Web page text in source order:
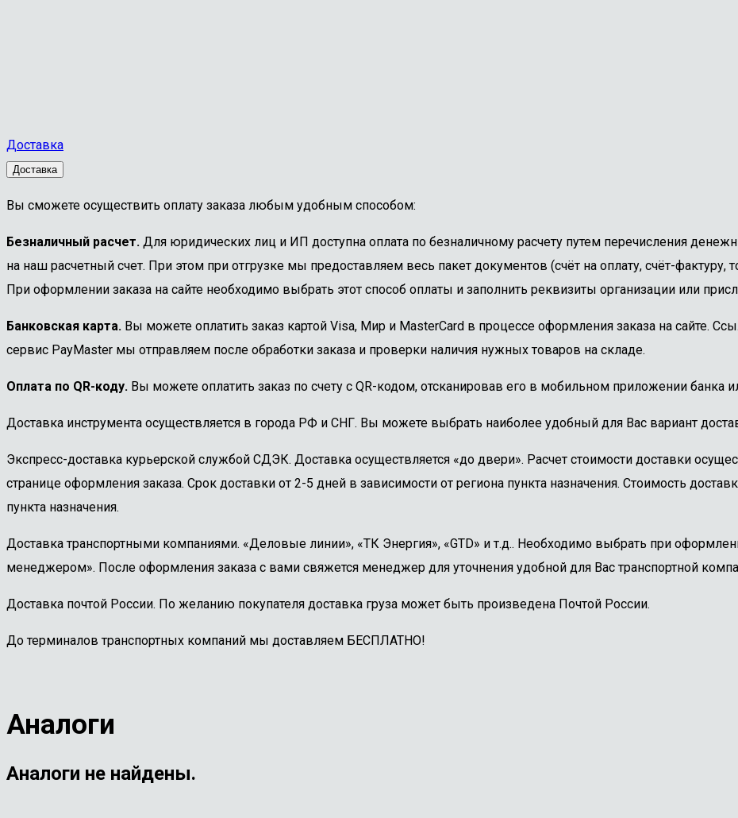
Доставка
Доставка
Вы сможете осуществить оплату заказа любым удобным способом:
Безналичный расчет. Для юридических лиц и ИП доступна оплата по безналичному расчету путем перечисления
на наш расчетный счет. При этом при отгрузке мы предоставляем весь пакет документов (счёт на оплату, счёт-фактуру,
При оформлении заказа на сайте необходимо выбрать этот способ оплаты и заполнить реквизиты организации или
Банковская карта. Вы можете оплатить заказ картой Visa, Мир и MasterCard в процессе оформления заказа на сайте.
сервис PayMaster мы отправляем после обработки заказа и проверки наличия нужных товаров на складе.
Оплата по QR-коду. Вы можете оплатить заказ по счету с QR-кодом, отсканировав его в мобильном приложении банка
Доставка инструмента осуществляется в города РФ и СНГ. Вы можете выбрать наиболее удобный для Вас вариант
Экспресс-доставка курьерской службой СДЭК. Доставка осуществляется «до двери». Расчет стоимости доставки
странице оформления заказа. Срок доставки от 2-5 дней в зависимости от региона пункта назначения. Стоимость
пункта назначения.
Доставка транспортными компаниями. «Деловые линии», «ТК Энергия», «GTD» и т.д.. Необходимо выбрать при
менеджером». После оформления заказа с вами свяжется менеджер для уточнения удобной для Вас транспортной
Доставка почтой России. По желанию покупателя доставка груза может быть произведена Почтой России.
До терминалов транспортных компаний мы доставляем БЕСПЛАТНО!
Аналоги
Аналоги не найдены.